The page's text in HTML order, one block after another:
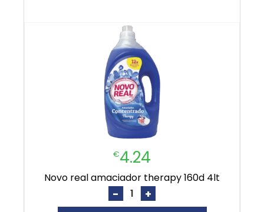
€4.24
novo real amaciador therapy 160d 4lt
- +